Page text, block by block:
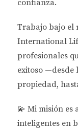
Las leyes
inversionistas
funcionan los
sorpresas
ingresos o
con las
Impuestos
confianza.
Trabajo bajo el
International
profesionales
exitoso —desde
propiedad,
💫 Mi misión es
inteligentes en